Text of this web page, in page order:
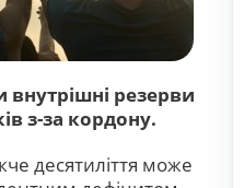
внутрішні резерви
з-за кордону.
десятиліття може